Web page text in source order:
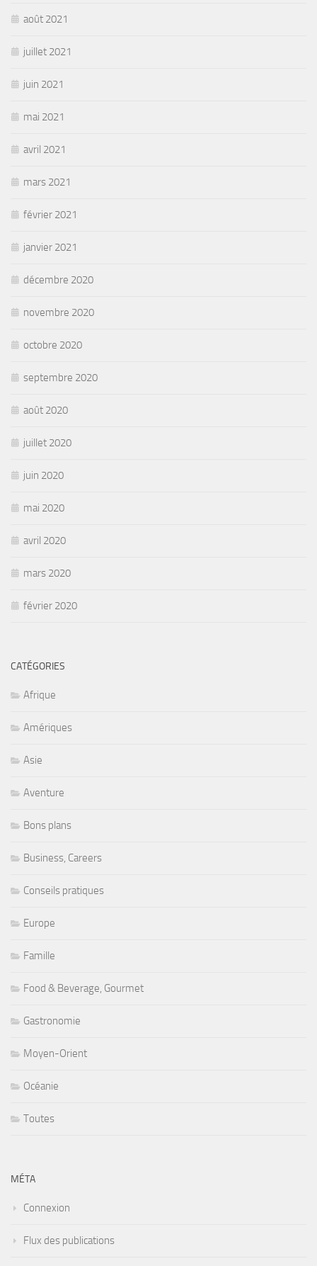
août 2021
juillet 2021
juin 2021
mai 2021
avril 2021
mars 2021
février 2021
janvier 2021
décembre 2020
novembre 2020
octobre 2020
septembre 2020
août 2020
juillet 2020
juin 2020
mai 2020
avril 2020
mars 2020
février 2020
CATÉGORIES
Afrique
Amériques
Asie
Aventure
Bons plans
Business, Careers
Conseils pratiques
Europe
Famille
Food & Beverage, Gourmet
Gastronomie
Moyen-Orient
Océanie
Toutes
MÉTA
Connexion
Flux des publications